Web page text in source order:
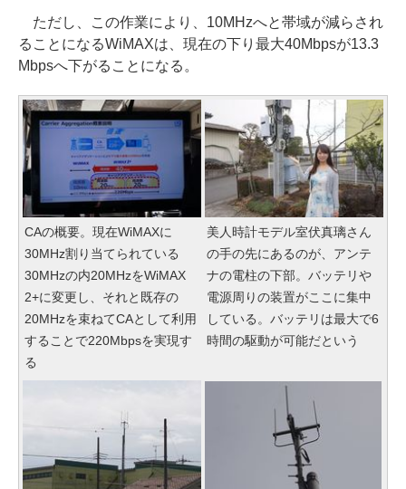
ただし、この作業により、10MHzへと帯域が減らされ
ることになるWiMAXは、現在の下り最大40Mbpsが13.3
Mbpsへ下がることになる。
CAの概要。現在WiMAXに
30MHz割り当てられている
30MHzの内20MHzをWiMAX
2+に変更し、それと既存の
20MHzを束ねてCAとして利用
することで220Mbpsを実現す
る
美人時計モデル室伏真璃さん
の手の先にあるのが、アンテ
ナの電柱の下部。バッテリや
電源周りの装置がここに集中
している。バッテリは最大で6
時間の駆動が可能だという